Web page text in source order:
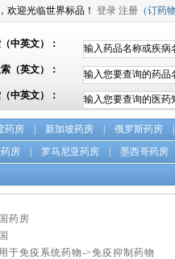
欢迎光临世界标品！ 登录 注册 （订药
中英文）：
（英文）：
中英文）：
药房 新加坡药房 俄罗斯药房
房 罗马尼亚药房 墨西哥药房
药房
于免疫系统药物->免疫抑制药物